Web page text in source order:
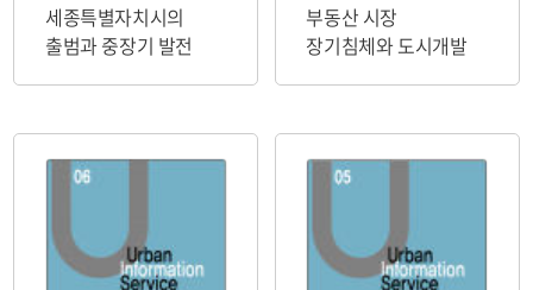
세종특별자치시의
출범과 중장기 발전
부동산 시장
장기침체와 도시개발